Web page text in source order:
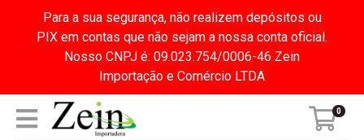
Para a sua segurança, não realizem depósitos ou
PIX em contas que não sejam a nossa conta oficial.
Nosso CNPJ é: 09.023.754/0006-46 Zein
Importação e Comércio LTDA
0